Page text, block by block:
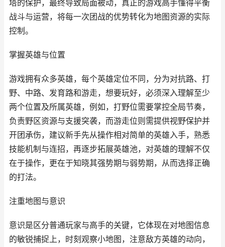
塔的保护，最终导致局面被动，真正的游戏高手懂得平衡
战斗与运营，将每一次团战的优势转化为地图资源的实际
控制。
掌握英雄与位置
游戏拥有众多英雄，每个英雄定位不同，分为对抗路、打
野、中路、发育路和游走，想要玩好，必须深入理解至少
两个位置及所属英雄，例如，打野位需要掌控全局节奏，
负责野区资源与支援突袭，而游走位则需提供视野保护并
开团承伤，建议新手先从操作相对简单的英雄入手，熟悉
技能机制与连招，再逐步拓展英雄池，对英雄的理解不仅
在于操作，更在于知晓其强势期与弱势期，从而选择正确
的打法。
注重地图与意识
意识是区分普通玩家与高手的关键，它体现在对地图信息
的敏锐捕捉上，时刻观察小地图，注意敌方英雄的动向，